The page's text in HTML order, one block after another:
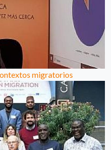
migratorios